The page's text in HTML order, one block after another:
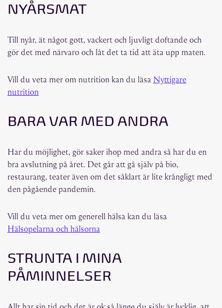
NYÅRSMAT
Till nyår, ät något gott, vackert och ljuvligt doftande och
gör det med närvaro och låt det ta tid att äta upp maten.
Vill du veta mer om nutrition kan du läsa Nyttigare
nutrition
BARA VAR MED ANDRA
Har du möjlighet, gör saker ihop med andra så har du en
bra avslutning på året. Det går att gå själv på bio,
restaurang, teater även om det såklart är lite krångligt med
den pågående pandemin.
Vill du veta mer om generell hälsa kan du läsa
Hälsopelarna och hälsorna
STRUNTA I MINA
PÅMINNELSER